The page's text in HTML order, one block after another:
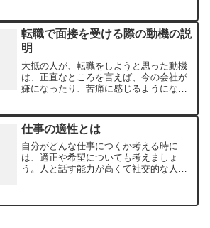
くさん経験を積んできた40代と、まだま
だこれからの20...
転職で面接を受ける際の動機の説
明
大抵の人が、転職をしようと思った動機
は、正直なところを言えば、今の会社が
嫌になったり、苦痛に感じるようになっ
勤務している会社で、どうしても我慢で
きないことが、転職の動機...
仕事の適性とは
自分がどんな仕事につくか考える時に
は、適正や希望についても考えましょ
う。人と話す能力が高くて社交的な人は
す事に適性がないという人ならば、長続